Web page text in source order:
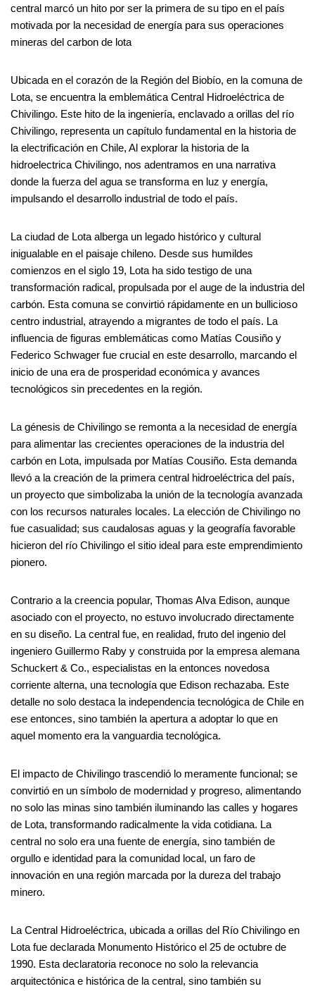
central marcó un hito por ser la primera de su tipo en el país
motivada por la necesidad de energía para sus operaciones
mineras del carbon de lota
Ubicada en el corazón de la Región del Biobío, en la comuna de
Lota, se encuentra la emblemática Central Hidroeléctrica de
Chivilingo. Este hito de la ingeniería, enclavado a orillas del río
Chivilingo, representa un capítulo fundamental en la historia de
la electrificación en Chile, Al explorar la historia de la
hidroelectrica Chivilingo, nos adentramos en una narrativa
donde la fuerza del agua se transforma en luz y energía,
impulsando el desarrollo industrial de todo el país.
La ciudad de Lota alberga un legado histórico y cultural
inigualable en el paisaje chileno. Desde sus humildes
comienzos en el siglo 19, Lota ha sido testigo de una
transformación radical, propulsada por el auge de la industria del
carbón. Esta comuna se convirtió rápidamente en un bullicioso
centro industrial, atrayendo a migrantes de todo el país. La
influencia de figuras emblemáticas como Matías Cousiño y
Federico Schwager fue crucial en este desarrollo, marcando el
inicio de una era de prosperidad económica y avances
tecnológicos sin precedentes en la región.
La génesis de Chivilingo se remonta a la necesidad de energía
para alimentar las crecientes operaciones de la industria del
carbón en Lota, impulsada por Matías Cousiño. Esta demanda
llevó a la creación de la primera central hidroeléctrica del país,
un proyecto que simbolizaba la unión de la tecnología avanzada
con los recursos naturales locales. La elección de Chivilingo no
fue casualidad; sus caudalosas aguas y la geografía favorable
hicieron del río Chivilingo el sitio ideal para este emprendimiento
pionero.
Contrario a la creencia popular, Thomas Alva Edison, aunque
asociado con el proyecto, no estuvo involucrado directamente
en su diseño. La central fue, en realidad, fruto del ingenio del
ingeniero Guillermo Raby y construida por la empresa alemana
Schuckert & Co., especialistas en la entonces novedosa
corriente alterna, una tecnología que Edison rechazaba. Este
detalle no solo destaca la independencia tecnológica de Chile en
ese entonces, sino también la apertura a adoptar lo que en
aquel momento era la vanguardia tecnológica.
El impacto de Chivilingo trascendió lo meramente funcional; se
convirtió en un símbolo de modernidad y progreso, alimentando
no solo las minas sino también iluminando las calles y hogares
de Lota, transformando radicalmente la vida cotidiana. La
central no solo era una fuente de energía, sino también de
orgullo e identidad para la comunidad local, un faro de
innovación en una región marcada por la dureza del trabajo
minero.
La Central Hidroeléctrica, ubicada a orillas del Río Chivilingo en
Lota fue declarada Monumento Histórico el 25 de octubre de
1990. Esta declaratoria reconoce no solo la relevancia
arquitectónica e histórica de la central, sino también su